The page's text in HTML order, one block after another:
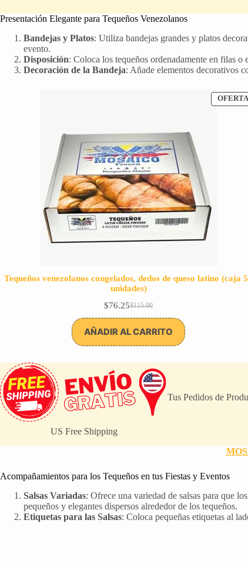
Presentación Elegante para Tequeños Venezolanos
Bandejas y Platos: Utiliza bandejas grandes y platos
evento.
Disposición: Coloca los tequeños ordenadamente en filas
Decoración de la Bandeja: Añade elementos decorativos
OFERTA
Tequeños venezolanos congelados, dedos de queso latino (caja
unidades)
$115.00
El
precio
original
$76.25El
precio
actual
AÑADIR AL CARRITO
US Free Shipping
Tus Pedidos de
Acompañamientos para los Tequeños en tus Fiestas y Eventos
Salsas Variadas: Ofrece una variedad de salsas para que
pequeños y elegantes dispersos alrededor de los tequeños.
Etiquetas para las Salsas: Coloca pequeñas etiquetas al